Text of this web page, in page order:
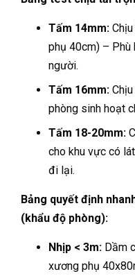
Tấm 14mm:
phụ 40cm) – Phù
người.
Tấm 16mm:
phòng sinh hoạt
Tấm 18-20mm:
cho khu vực có
đi lại.
Bảng quyết định
(khẩu độ phòng):
Nhịp < 3m: Dầm
xương phụ